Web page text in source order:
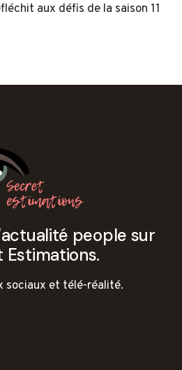
aux défis de la saison 11
people sur
Estimations.
sociaux et télé-réalité.